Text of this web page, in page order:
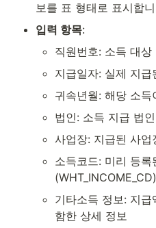
보를 표 형태로 표시합
입력 항목:
직원번호: 소득 대
지급일자: 실제 지급
귀속년월: 해당 소득
법인: 소득 지급 법인
사업장: 지급된 사업
소득코드: 미리 등록
(WHT_INCOME_CD)
기타소득 정보: 지
함한 상세 정보